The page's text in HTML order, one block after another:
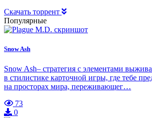
Скачать торрент
Популярные
Snow Ash
Snow Ash– стратегия с элементами
в стилистике карточной игры, где тебе
на просторах мира, переживающег…
73
0